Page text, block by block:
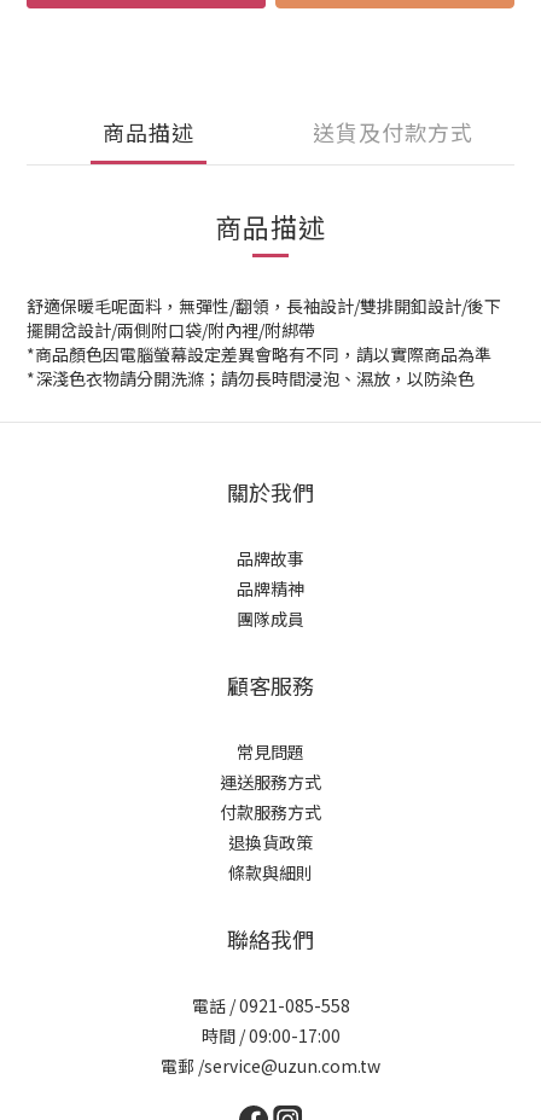
商品描述 送貨及付款方式
商品描述
舒適保暖毛呢面料，無彈性/翻領，長袖設計/雙排開釦設計/後下
擺開岔設計/兩側附口袋/附內裡/附綁帶
*商品顏色因電腦螢幕設定差異會略有不同，請以實際商品為準
*深淺色衣物請分開洗滌；請勿長時間浸泡、濕放，以防染色
關於我們
品牌故事
品牌精神
團隊成員
顧客服務
常見問題
運送服務方式
付款服務方式
退換貨政策
條款與細則
聯絡我們
電話 / 0921-085-558
時間 / 09:00-17:00
電郵 /service@uzun.com.tw